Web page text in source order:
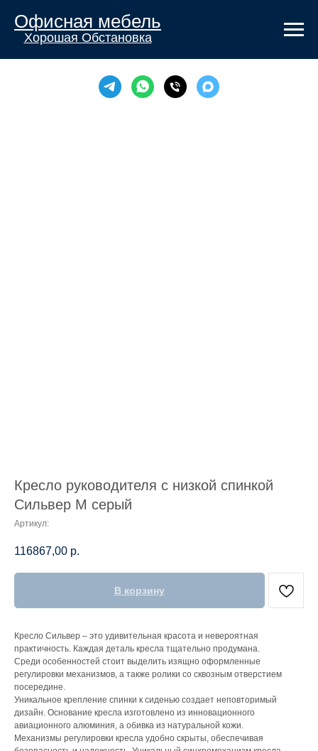
Офисная мебель
Хорошая Обстановка
Кресло руководителя с низкой спинкой
Сильвер М серый
Артикул:
116867,00 р.
В корзину
Кресло Сильвер – это удивительная красота и невероятная
практичность. Каждая деталь кресла тщательно продумана.
Среди особенностей стоит выделить изящно оформленные
регулировки механизмов, а также ролики со сквозным отверстием
посередине.
Уникальное крепление спинки к сиденью создает неповторимый
дизайн. Основание кресла изготовлено из инновационного
авиационного алюминия, а обивка из натуральной кожи.
Механизмы регулировки кресла удобно скрыты, обеспечивая